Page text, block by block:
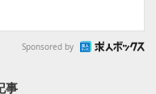
Sponsored by
事